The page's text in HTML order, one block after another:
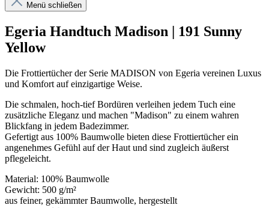
Menü schließen
Egeria Handtuch Madison | 191 Sunny
Yellow
Die Frottiertücher der Serie MADISON von Egeria vereinen Luxus
und Komfort auf einzigartige Weise.
Die schmalen, hoch-tief Bordüren verleihen jedem Tuch eine
zusätzliche Eleganz und machen "Madison" zu einem wahren
Blickfang in jedem Badezimmer.
Gefertigt aus 100% Baumwolle bieten diese Frottiertücher ein
angenehmes Gefühl auf der Haut und sind zugleich äußerst
pflegeleicht.
Material: 100% Baumwolle
Gewicht: 500 g/m²
aus feiner, gekämmter Baumwolle, hergestellt